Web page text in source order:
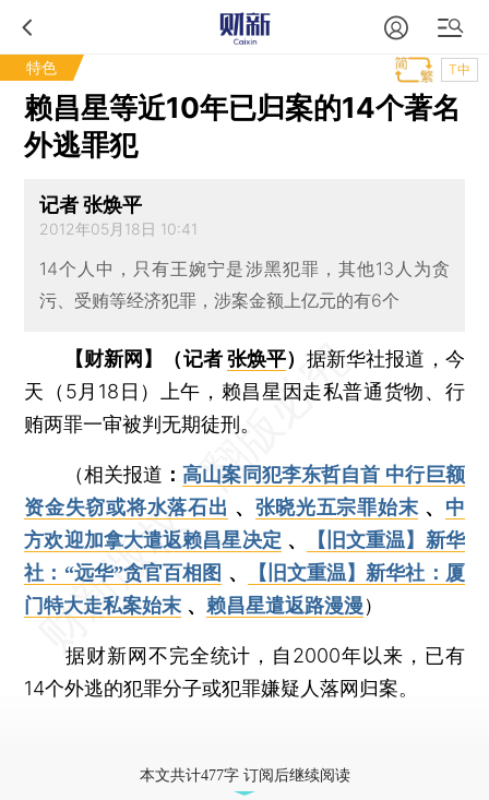
特色 T中
赖昌星等近10年已归案的14个著名
外逃罪犯
记者 张焕平
2012年05月18日 10:41
14个人中，只有王婉宁是涉黑犯罪，其他13人为贪
污、受贿等经济犯罪，涉案金额上亿元的有6个
【财新网】（记者张焕平） 据新华社报道，今
天（5月18日）上午，赖昌星因走私普通货物、行
贿两罪一审被判无期徒刑。
（相关报道 ：高山案同犯李东哲自首 中行巨额
资金失窃或将水落石出 、 张晓光五宗罪始末 、 中
方欢迎加拿大遣返赖昌星决定 、
【旧文重温】新华
社：“远华”贪官百相图 、
【旧文重温】新华社：厦
门特大走私案始末 、赖昌星遣返路漫漫 ）
据财新网不完全统计，自2000年以来，已有
14个外逃的犯罪分子或犯罪嫌疑人落网归案。
本文共计477字 订阅后继续阅读